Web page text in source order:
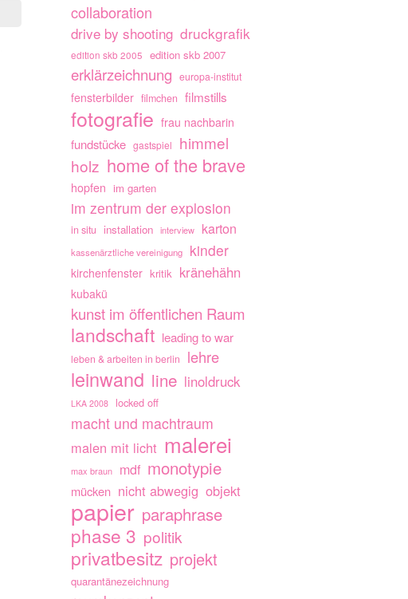
collaboration
drive by shooting druckgrafik
edition skb 2005 edition skb 2007
erklärzeichnung europa-institut
fensterbilder filmchen filmstills
fotografie frau nachbarin
fundstücke gastspiel
himmel
holz home of the brave
hopfen im garten
im zentrum der explosion
in situ installation interview karton
kassenärztliche vereinigung kinder
kirchenfenster kritik kränehähn
kubakü
kunst im öffentlichen Raum
landschaft leading to war
leben & arbeiten in berlin lehre
leinwand line linoldruck
LKA 2008 locked off
macht und machtraum
malen mit licht malerei
max braun mdf monotypie
mücken nicht abwegig objekt
papier paraphrase
phase 3 politik
privatbesitz projekt
quarantänezeichnung